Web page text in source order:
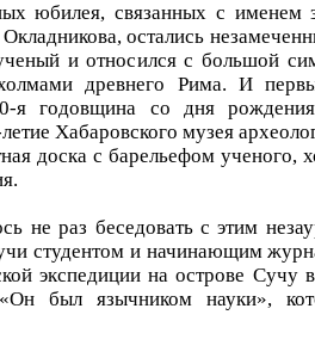
юбилея, связанных с именем
остались
и относился с большой
древнего Рима. И
я годовщина со дня
Хабаровского музея
доска с барельефом ученого,
не раз беседовать с этим
студентом и начинающим
экспедиции на острове
был язычником науки»,